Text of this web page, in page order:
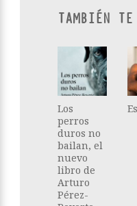
TAMBIÉN
Los
perros
duros no
bailan, el
nuevo
libro de
Arturo
Pérez-